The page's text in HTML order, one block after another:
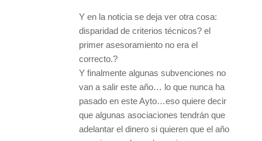
Y en la noticia se deja ver otra cosa:
disparidad de criterios técnicos? el
primer asesoramiento no era el
correcto.?
Y finalmente algunas subvenciones no
van a salir este año… lo que nunca ha
pasado en este Ayto…eso quiere decir
que algunas asociaciones tendrán que
adelantar el dinero si quieren que el año